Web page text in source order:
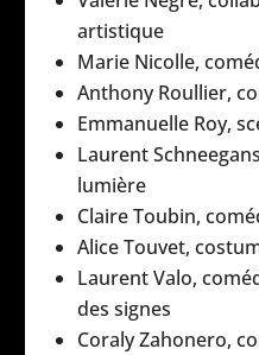
artistique
Marie Nicolle,
Anthony Roullier,
Emmanuelle Roy,
Laurent
lumière
Claire Toubin,
Alice Touvet,
Laurent Valo,
des signes
Coraly Zahonero,